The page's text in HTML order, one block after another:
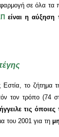
σε όλα τα
είναι η αύξηση
το ζήτημα
τον τρόπο (74
τις όποιες
του 2001 για τη